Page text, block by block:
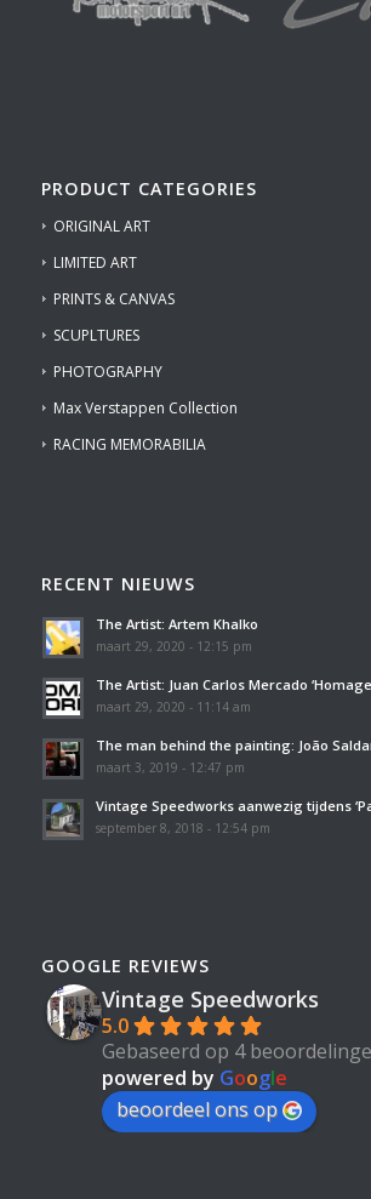
PRODUCT CATEGORIES
ORIGINAL ART
LIMITED ART
PRINTS & CANVAS
SCUPLTURES
PHOTOGRAPHY
Max Verstappen Collection
RACING MEMORABILIA
RECENT NIEUWS
The Artist: Artem Khalko
maart 29, 2020 - 12:15 pm
The Artist: Juan Carlos Mercado
maart 29, 2020 - 11:14 am
The man behind the painting: João
maart 3, 2019 - 12:47 pm
Vintage Speedworks aanwezig tijdens
september 8, 2018 - 12:54 pm
GOOGLE REVIEWS
Vintage Speedworks
5.0
Gebaseerd op 4
powered by Google
beoordeel ons op